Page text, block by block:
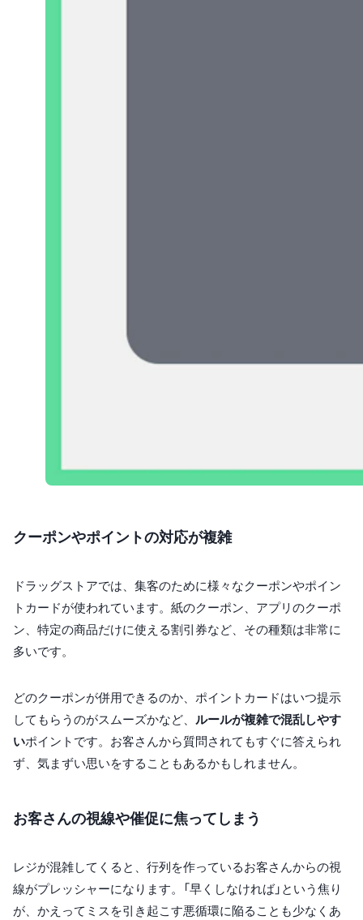
クーポンやポイントの対応が複雑
ドラッグストアでは、集客のために様々なクーポンやポイン
トカードが使われています。紙のクーポン、アプリのクーポ
ン、特定の商品だけに使える割引券など、その種類は非常に
多いです。
どのクーポンが併用できるのか、ポイントカードはいつ提示
してもらうのがスムーズかなど、 ルールが複雑で混乱しやす
いポイントです。お客さんから質問されてもすぐに答えられ
ず、気まずい思いをすることもあるかもしれません。
お客さんの視線や催促に焦ってしまう
レジが混雑してくると、行列を作っているお客さんからの視
線がプレッシャーになります。「早くしなければ」という焦り
が、かえってミスを引き起こす悪循環に陥ることも少なくあ